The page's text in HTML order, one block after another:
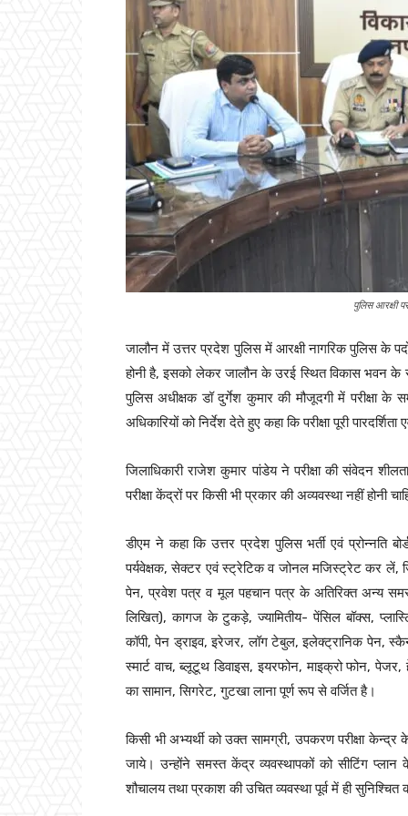
पुलिस आरक्षी
जालौन में उत्तर प्रदेश पुलिस में आरक्षी नागरिक पुलिस के
होनी है, इसको लेकर जालौन के उरई स्थित विकास भवन के
पुलिस अधीक्षक डॉ दुर्गेश कुमार की मौजूदगी में परीक्षा
अधिकारियों को निर्देश देते हुए कहा कि परीक्षा पूरी
जिलाधिकारी राजेश कुमार पांडेय ने परीक्षा की संवेदन
परीक्षा केंद्रों पर किसी भी प्रकार की अव्यवस्था नहीं होनी
डीएम ने कहा कि उत्तर प्रदेश पुलिस भर्ती एवं प्रोन्नति
पर्यवेक्षक, सेक्टर एवं स्ट्रेटिक व जोनल मजिस्ट्रेट कर लें,
पेन, प्रवेश पत्र व मूल पहचान पत्र के अतिरिक्त अन्य समस्त
लिखित), कागज के टुकड़े, ज्यामितीय- पेंसिल बॉक्स,
कॉपी, पेन ड्राइव, इरेजर, लॉग टेबुल, इलेक्ट्रानिक पेन,
स्मार्ट वाच, ब्लूटूथ डिवाइस, इयरफोन, माइक्रो फोन,
का सामान, सिगरेट, गुटखा लाना पूर्ण रूप से वर्जित है।
किसी भी अभ्यर्थी को उक्त सामग्री, उपकरण परीक्षा
जाये। उन्होंने समस्त केंद्र व्यवस्थापकों को सीटिंग प्लान
शौचालय तथा प्रकाश की उचित व्यवस्था पूर्व में ही